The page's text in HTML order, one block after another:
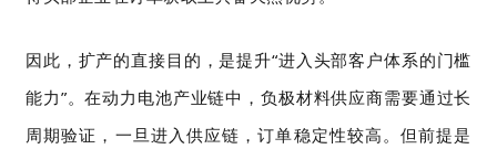
因此，扩产的直接目的，是提升“进入头部客户体系的门槛
能力”。在动力电池产业链中，负极材料供应商需要通过长
周期验证，一旦进入供应链，订单稳定性较高。但前提是